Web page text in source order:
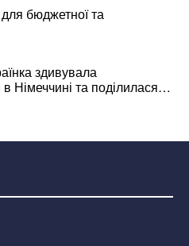
для бюджетної та
здивувала
Німеччині та поділилася